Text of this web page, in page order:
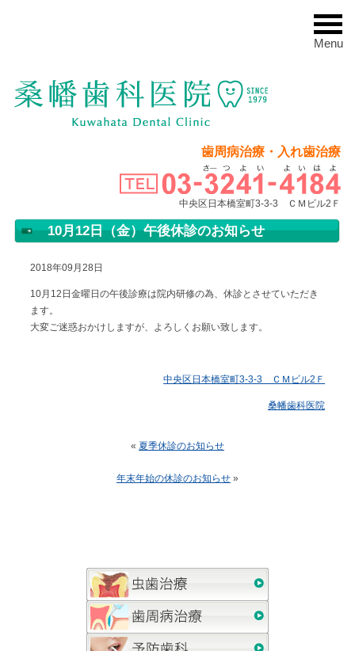
Menu
歯周病治療・入れ歯治療
中央区日本橋室町3-3-3 ＣＭビル2Ｆ
10月12日（金）午後休診のお知らせ
2018年09月28日
10月12日金曜日の午後診療は院内研修の為、休診とさせていただき
ます。
大変ご迷惑おかけしますが、よろしくお願い致します。
中央区日本橋室町3-3-3 ＣＭビル2Ｆ
桑幡歯科医院
« 夏季休診のお知らせ
年末年始の休診のお知らせ »